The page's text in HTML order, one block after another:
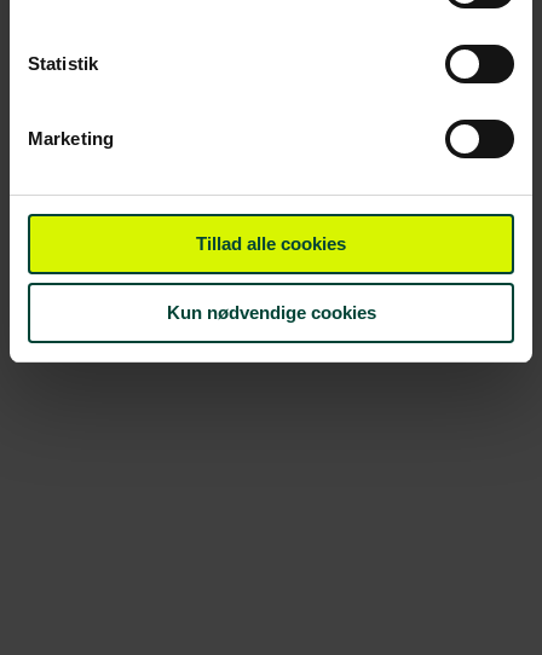
Statistik
Marketing
Tillad alle cookies
Kun nødvendige cookies